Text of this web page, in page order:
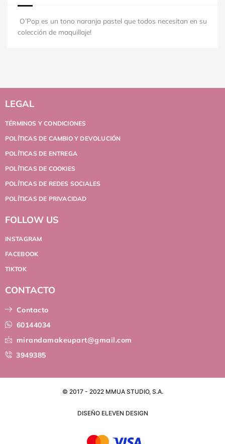
O’Pop es un tono naranja pastel que todos necesitan en su
colección de maquillaje!
LEGAL
TÉRMINOS Y CONDICIONES
POLÍTICAS DE CAMBIO Y DEVOLUCIÓN
POLÍTICAS DE ENTREGA
POLÍTICAS DE COOKIES
POLÍTICAS DE REDES SOCIALES
POLÍTICAS DE PRIVACIDAD
FOLLOW US
INSTAGRAM
FACEBOOK
TIKTOK
CONTACTO
Contacto
60144034
mirandamakeupart@gmail.com
3949385
© 2017 - 2022 MMUA STUDIO, S.A.
DISEÑO ELEVEN DESIGN